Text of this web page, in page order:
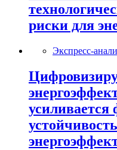
риски для
Экспресс-
усиливается